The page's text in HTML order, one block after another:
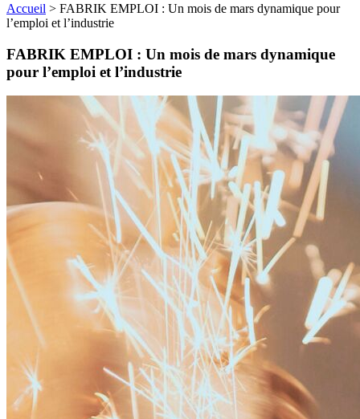
Accueil > FABRIK EMPLOI : Un mois de mars dynamique pour
l’emploi et l’industrie
FABRIK EMPLOI : Un mois de mars dynamique
pour l’emploi et l’industrie